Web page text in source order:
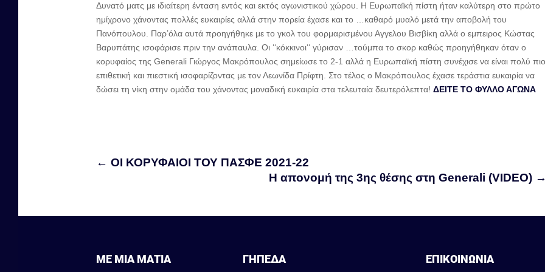
Δυνατό ματς με ιδιαίτερη ένταση εντός και εκτός αγωνιστικού χώρου. Η Ευρωπαϊκή πίστη ήταν καλύτερη στο πρώτο
ημίχρονο χάνοντας πολλές ευκαιρίες αλλά στην πορεία έχασε και το …καθαρό μυαλό μετά την αποβολή του
Πανόπουλου. Παρ’όλα αυτά προηγήθηκε με το γκολ του φορμαρισμένου Αγγελου Βισβίκη αλλά ο εμπειρος Κώστας
Βαρυπάτης ισοφάρισε πριν την ανάπαυλα. Οι ‘‘κόκκινοι‘‘ γύρισαν …τούμπα το σκορ καθώς προηγήθηκαν όταν ο
κορυφαίος της Generali Γιώργος Μακρόπουλος σημείωσε το 2-1 αλλά η Ευρωπαϊκή πίστη συνέχισε να είναι πολύ πιο
επιθετική και πιεστική ισοφαρίζοντας με τον Λεωνίδα Πρίφτη. Στο τέλος ο Μακρόπουλος έχασε τεράστια ευκαιρία να
δώσει τη νίκη στην ομάδα του χάνοντας μοναδική ευκαιρία στα τελευταία δευτερόλεπτα!ΔΕΙΤΕ ΤΟ ΦΥΛΛΟ ΑΓΩΝΑ
← ΟΙ ΚΟΡΥΦΑΙΟΙ ΤΟΥ ΠΑΣΦΕ 2021-22
Η απονομή της 3ης θέσης στη Generali (VIDEO) →
ΜΕ ΜΙΑ ΜΑΤΙΑ ΓΗΠΕΔΑ ΕΠΙΚΟΙΝΩΝΙΑ